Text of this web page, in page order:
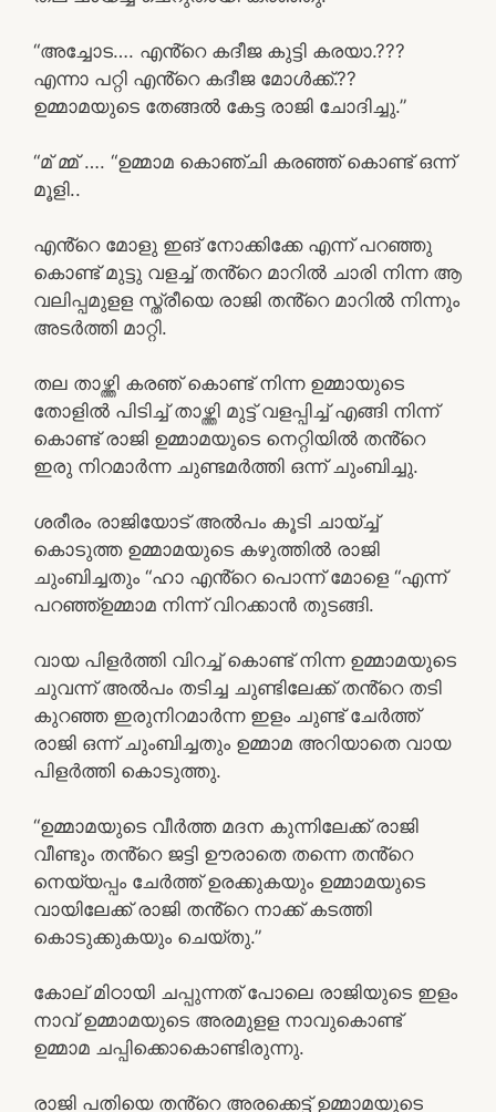
“അച്ചോട…. എൻ്റെ കദീജ കുട്ടി കരയാ.???
എന്നാ പറ്റി എൻ്റെ കദീജ മോൾക്ക്.??
ഉമ്മാമയുടെ തേങ്ങൽ കേട്ട രാജി ചോദിച്ചു.”
“മ് മ്മ് …. “ഉമ്മാമ കൊഞ്ചി കരഞ്ഞ് കൊണ്ട് ഒന്ന്
മൂളി..
എൻ്റെ മോളു ഇങ് നോക്കിക്കേ എന്ന് പറഞ്ഞു
കൊണ്ട് മുട്ടു വളച്ച് തൻ്റെ മാറിൽ ചാരി നിന്ന ആ
വലിപ്പമുളള സ്ത്രീയെ രാജി തൻ്റെ മാറിൽ നിന്നും
അടർത്തി മാറ്റി.
തല താഴ്ത്തി കരഞ് കൊണ്ട് നിന്ന ഉമ്മായുടെ
തോളിൽ പിടിച്ച് താഴ്ത്തി മുട്ട് വളപ്പിച്ച് എങ്ങി നിന്ന്
കൊണ്ട് രാജി ഉമ്മാമയുടെ നെറ്റിയിൽ തൻ്റെ
ഇരു നിറമാർന്ന ചുണ്ടമർത്തി ഒന്ന് ചുംബിച്ചു.
ശരീരം രാജിയോട് അൽപം കൂടി ചായ്ച്ച്
കൊടുത്ത ഉമ്മാമയുടെ കഴുത്തിൽ രാജി
ചുംബിച്ചതും “ഹാ എൻ്റെ പൊന്ന് മോളെ “എന്ന്
പറഞ്ഞ്ഉമ്മാമ നിന്ന് വിറക്കാൻ തുടങ്ങി.
വായ പിളർത്തി വിറച്ച് കൊണ്ട് നിന്ന ഉമ്മാമയുടെ
ചുവന്ന് അൽപം തടിച്ച ചുണ്ടിലേക്ക് തൻ്റെ തടി
കുറഞ്ഞ ഇരുനിറമാർന്ന ഇളം ചുണ്ട് ചേർത്ത്
രാജി ഒന്ന് ചുംബിച്ചതും ഉമ്മാമ അറിയാതെ വായ
പിളർത്തി കൊടുത്തു.
“ഉമ്മാമയുടെ വീർത്ത മദന കുന്നിലേക്ക് രാജി
വീണ്ടും തൻ്റെ ജട്ടി ഊരാതെ തന്നെ തൻ്റെ
നെയ്യപ്പം ചേർത്ത് ഉരക്കുകയും ഉമ്മാമയുടെ
വായിലേക്ക് രാജി തൻ്റെ നാക്ക് കടത്തി
കൊടുക്കുകയും ചെയ്തു.”
കോല് മിഠായി ചപ്പുന്നത് പോലെ രാജിയുടെ ഇളം
നാവ് ഉമ്മാമയുടെ അരമുളള നാവുകൊണ്ട്
ഉമ്മാമ ചപ്പിക്കൊകൊണ്ടിരുന്നു.
രാജി പതിയെ തൻ്റെ അരക്കെട്ട് ഉമ്മാമയുടെ